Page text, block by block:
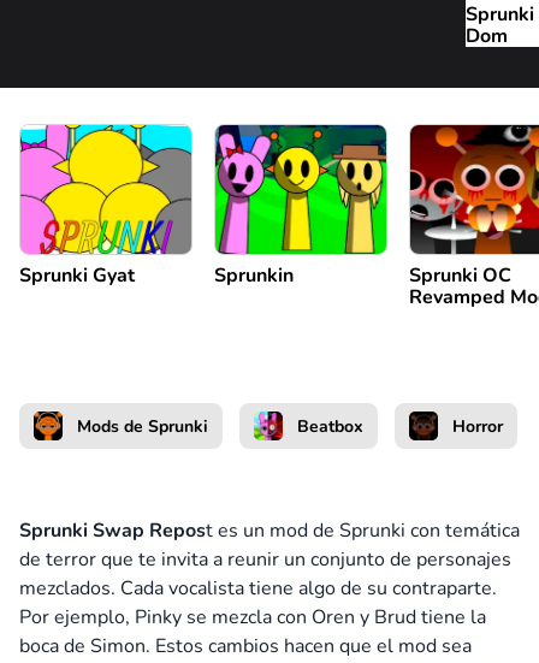
Sprunki
Dom
Sprunki Gyat Sprunkin
Sprunki OC
Revamped
Mods de Sprunki Beatbox Horror
Sprunki Swap Repost es un mod de Sprunki con temática
de terror que te invita a reunir un conjunto de personajes
mezclados. Cada vocalista tiene algo de su contraparte.
Por ejemplo, Pinky se mezcla con Oren y Brud tiene la
boca de Simon. Estos cambios hacen que el mod sea